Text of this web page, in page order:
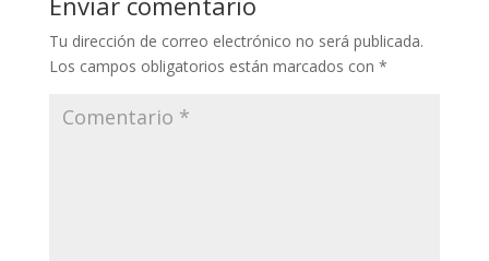
Tu dirección de correo electrónico no será publicada.
Los campos obligatorios están marcados con *